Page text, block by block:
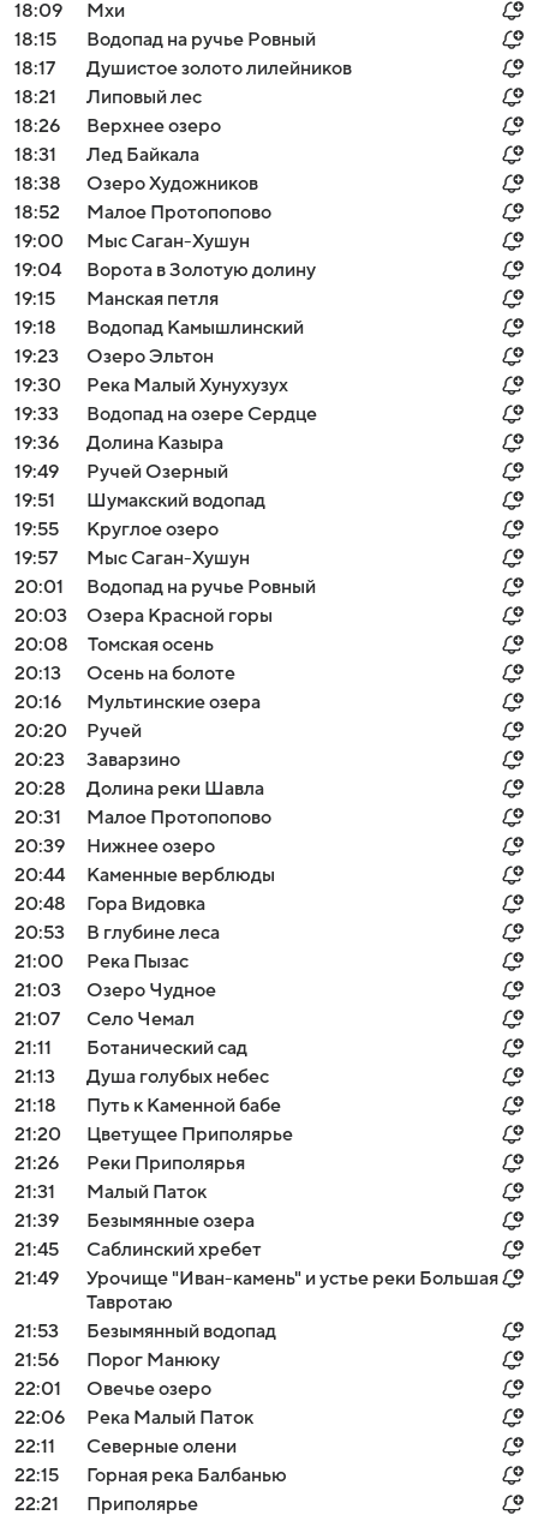
18:09
Мхи
18:15
Водопад на ручье Ровный
18:17
Душистое золото лилейников
18:21
Липовый лес
18:26
Верхнее озеро
18:31
Лед Байкала
18:38
Озеро Художников
18:52
Малое Протопопово
19:00
Мыс Саган-Хушун
19:04
Ворота в Золотую долину
19:15
Манская петля
19:18
Водопад Камышлинский
19:23
Озеро Эльтон
19:30
Река Малый Хунухузух
19:33
Водопад на озере Сердце
19:36
Долина Казыра
19:49
Ручей Озерный
19:51
Шумакский водопад
19:55
Круглое озеро
19:57
Мыс Саган-Хушун
20:01
Водопад на ручье Ровный
20:03
Озера Красной горы
20:08
Томская осень
20:13
Осень на болоте
20:16
Мультинские озера
20:20
Ручей
20:23
Заварзино
20:28
Долина реки Шавла
20:31
Малое Протопопово
20:39
Нижнее озеро
20:44
Каменные верблюды
20:48
Гора Видовка
20:53
В глубине леса
21:00
Река Пызас
21:03
Озеро Чудное
21:07
Село Чемал
21:11
Ботанический сад
21:13
Душа голубых небес
21:18
Путь к Каменной бабе
21:20
Цветущее Приполярье
21:26
Реки Приполярья
21:31
Малый Паток
21:39
Безымянные озера
21:45
Саблинский хребет
21:49
Урочище "Иван-камень" и устье реки Большая
Тавротаю
21:53
Безымянный водопад
21:56
Порог Манюку
22:01
Овечье озеро
22:06
Река Малый Паток
22:11
Северные олени
22:15
Горная река Балбанью
22:21
Приполярье